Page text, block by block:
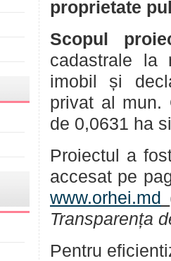
proprietate
Scopul
cadastrale la
imobil și
privat al mun.
de 0,0631 ha
Proiectul a
accesat pe
www.orhei.md
Transparența
Pentru